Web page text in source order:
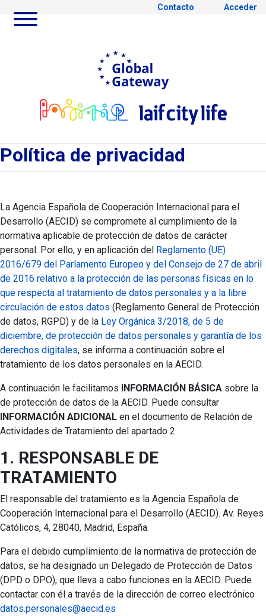
Saltar al contenido principal
Ir
Contacto Acceder
Política de privacidad
Política de privacidad
La Agencia Española de Cooperación Internacional para el
Desarrollo (AECID) se compromete al cumplimiento de la
normativa aplicable de protección de datos de carácter
personal. Por ello, y en aplicación del Reglamento (UE)
2016/679 del Parlamento Europeo y del Consejo de 27 de abril
de 2016 relativo a la protección de las personas físicas en lo
que respecta al tratamiento de datos personales y a la libre
circulación de estos datos (Reglamento General de Protección
de datos, RGPD) y de la Ley Orgánica 3/2018, de 5 de
diciembre, de protección de datos personales y garantía de los
derechos digitales, se informa a continuación sobre el
tratamiento de los datos personales en la AECID.
A continuación le facilitamos INFORMACIÓN BÁSICA sobre la
de protección de datos de la AECID. Puede consultar
INFORMACIÓN ADICIONAL en el documento de Relación de
Actividades de Tratamiento del apartado 2.
1. RESPONSABLE DE
TRATAMIENTO
El responsable del tratamiento es la Agencia Española de
Cooperación Internacional para el Desarrollo (AECID). Av. Reyes
Católicos, 4, 28040, Madrid, España.
Para el debido cumplimiento de la normativa de protección de
datos, se ha designado un Delegado de Protección de Datos
(DPD o DPO), que lleva a cabo funciones en la AECID. Puede
contactar con él a través de la dirección de correo electrónico
datos.personales@aecid.es